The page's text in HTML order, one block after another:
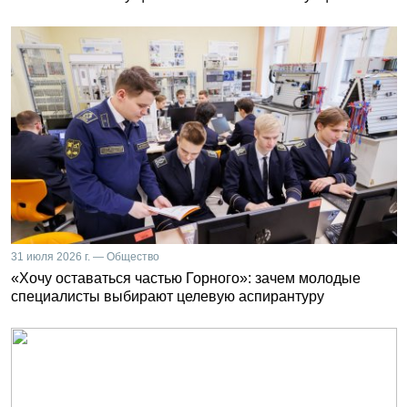
31 июля 2026 г. — Общество
«Хочу оставаться частью Горного»: зачем молодые
специалисты выбирают целевую аспирантуру